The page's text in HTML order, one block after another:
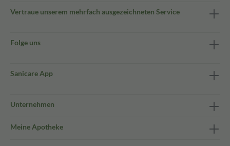
Vertraue unserem mehrfach ausgezeichneten Service
Folge uns
Sanicare App
Unternehmen
Meine Apotheke